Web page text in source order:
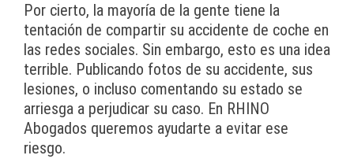
Por cierto, la mayoría de la gente tiene la
tentación de compartir su accidente de coche en
las redes sociales. Sin embargo, esto es una idea
terrible. Publicando fotos de su accidente, sus
lesiones, o incluso comentando su estado se
arriesga a perjudicar su caso. En RHINO
Abogados queremos ayudarte a evitar ese
riesgo.